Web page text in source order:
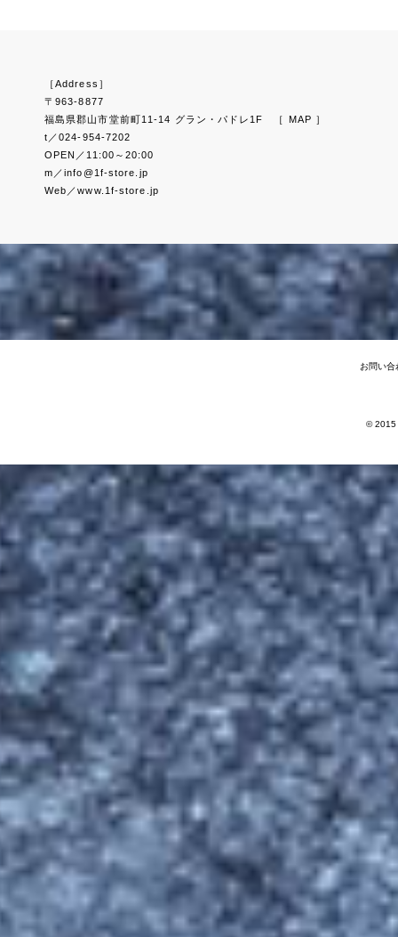
［Address］
〒963-8877
福島県郡山市堂前町11-14 グラン・パドレ1F
［ MAP ］
t／024-954-7202
OPEN／11:00～20:00
m／info@1f-store.jp
Web／www.1f-store.jp
お問い合
© 2015